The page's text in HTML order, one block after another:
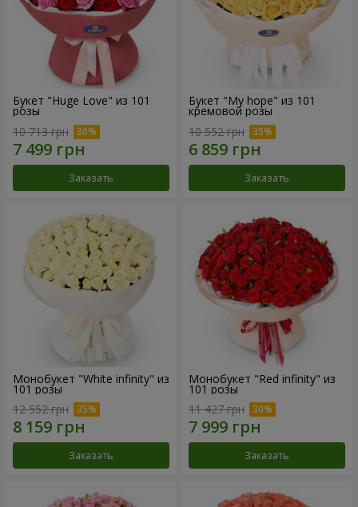
Букет "Huge Love" из 101
розы
10 713 грн
Заказать
Букет "My hope" из 101
кремовой розы
10 552 грн
Заказать
Монобукет "White infinity" из
101 розы
12 552 грн
Заказать
Монобукет "Red infinity" из
101 розы
11 427 грн
Заказать